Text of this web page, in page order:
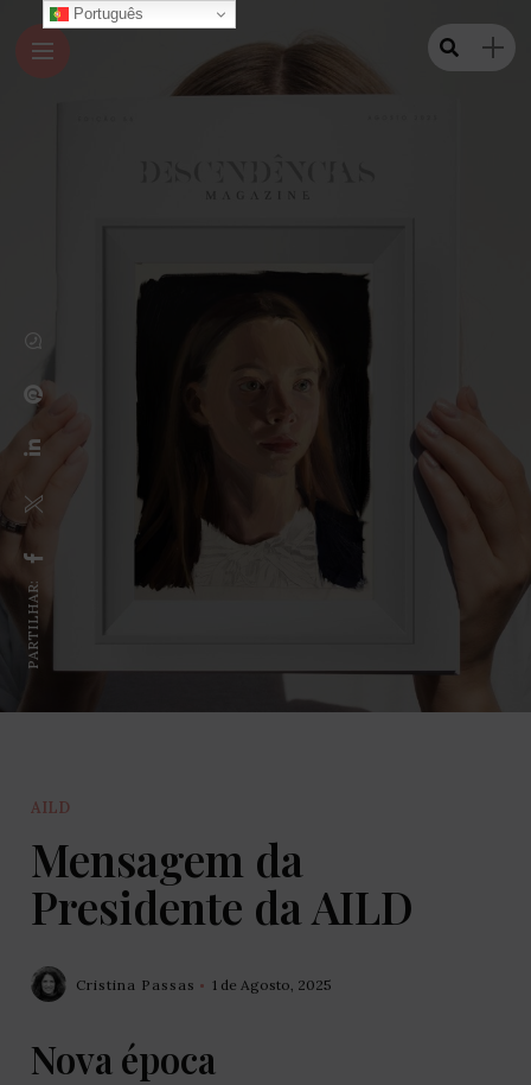
PARTILHAR:
AILD
Mensagem da
Presidente da AILD
Cristina Passas 1 de Agosto, 2025
Nova época
Português